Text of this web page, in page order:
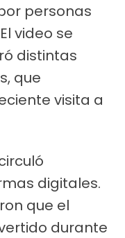
personas
video se
distintas
que
visita a
digitales.
que el
durante